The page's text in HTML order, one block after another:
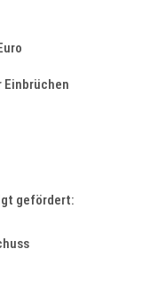
Einbrüchen
gefördert: